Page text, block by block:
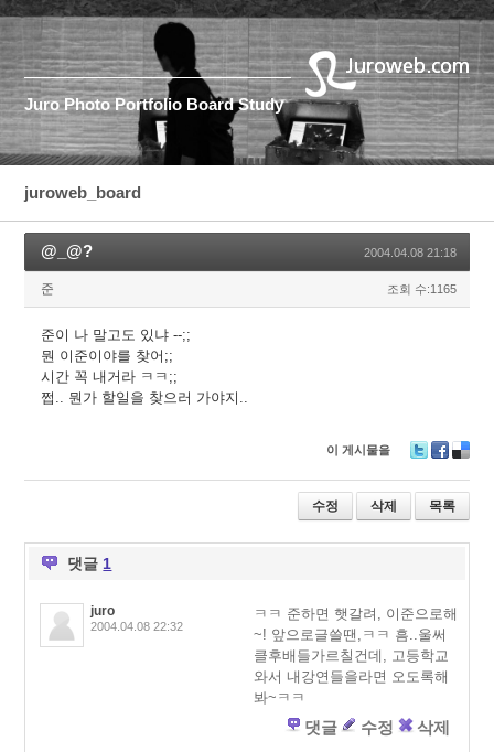
Juro Photo Portfolio Board Study
juroweb_board
@_@? 2004.04.08 21:18
준 조회 수:1165
준이 나 말고도 있냐 --;;
뭔 이준이야를 찾어;;
시간 꼭 내거라 ㅋㅋ;;
쩝.. 뭔가 할일을 찾으러 가야지..
이 게시물을
wi
er
ac
e
b
eli
ci
o
수정 삭제 목록
댓글 1
juro
2004.04.08 22:32
ㅋㅋ 준하면 햇갈려, 이준으로해
~! 앞으로글쓸땐,ㅋㅋ 흠..울써
클후배들가르칠건데, 고등학교
와서 내강연들을라면 오도록해
봐~ㅋㅋ
댓글 수정 삭제